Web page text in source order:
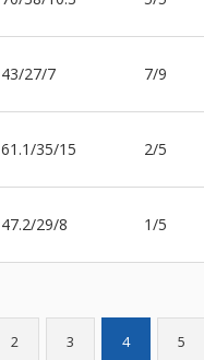
43/27/7 7/9
61.1/35/15 2/5
47.2/29/8 1/5
2 3 4 5